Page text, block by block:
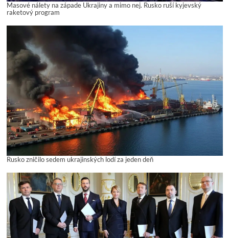
Masové nálety na západe Ukrajiny a mimo nej. Rusko ruší kyjevský
raketový program
Rusko zničilo sedem ukrajinských lodí za jeden deň